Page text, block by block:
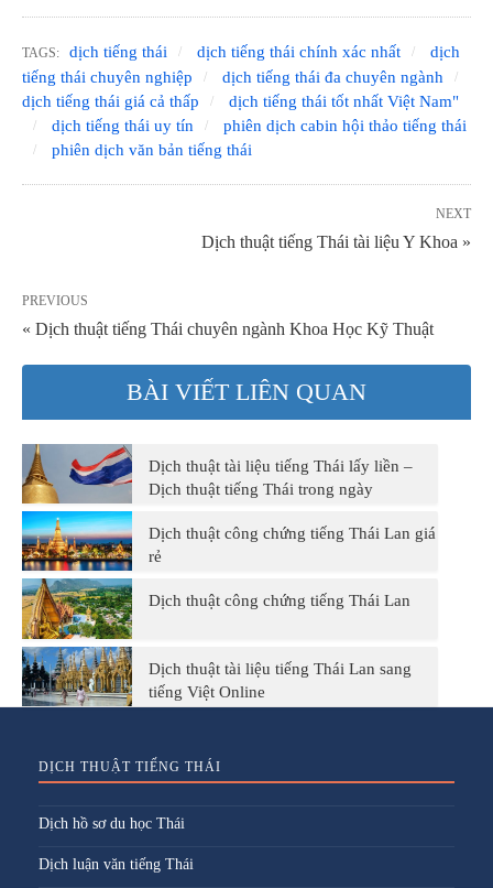
TAGS: dịch tiếng thái dịch tiếng thái chính xác nhất
dịch
tiếng thái chuyên nghiệp
dịch tiếng thái đa chuyên ngành
dịch tiếng thái giá cả thấp
dịch tiếng thái tốt nhất Việt Nam"
dịch tiếng thái uy tín
phiên dịch cabin hội thảo tiếng thái
phiên dịch văn bản tiếng thái
NEXT
Dịch thuật tiếng Thái tài liệu Y Khoa »
PREVIOUS
« Dịch thuật tiếng Thái chuyên ngành Khoa Học Kỹ Thuật
BÀI VIẾT LIÊN QUAN
Dịch thuật tài liệu tiếng Thái lấy liền –
Dịch thuật tiếng Thái trong ngày
Dịch thuật công chứng tiếng Thái Lan giá
rẻ
Dịch thuật công chứng tiếng Thái Lan
Dịch thuật tài liệu tiếng Thái Lan sang
tiếng Việt Online
DỊCH THUẬT TIẾNG THÁI
Dịch hồ sơ du học Thái
Dịch luận văn tiếng Thái